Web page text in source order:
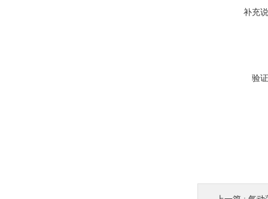
补充
验